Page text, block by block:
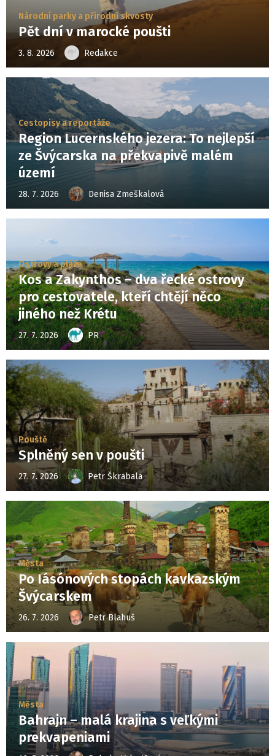
Národní parky a přírodní skvosty
Pět dní v marocké poušti
3. 8. 2026 Redakce
Cestopisy a reportáže
Region Lucernského jezera: To nejlepší
ze Švýcarska na překvapivě malém
území
28. 7. 2026 Denisa Zmeškalová
Ostrovy a pláže
Kos a Zakynthos – dva řecké ostrovy
pro cestovatele, kteří chtějí něco
jiného než Krétu
27. 7. 2026 PR
Pouště
Splněný sen v poušti
27. 7. 2026 Petr Škrabala
Města
Po Iásónových stopách kavkazským
Švýcarskem
26. 7. 2026 Petr Blahuš
Města
Bahrajn – malá krajina s veľkými
prekvapeniami